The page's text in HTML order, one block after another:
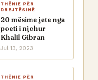
THËNIE PËR
DREJTËSINË
20 mësime jete nga
poeti i njohur
Khalil Gibran
Jul 13, 2023
THËNIE PËR